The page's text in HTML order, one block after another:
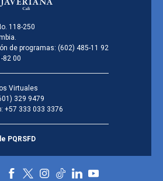
118-250
de programas: (602) 485-11 92
82 00
Virtuales
329 9479
+57 333 033 3376
PQRSFD